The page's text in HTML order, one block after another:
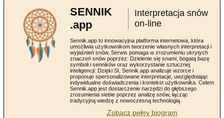
SENNIK
.app
Interpretacja snów
on-line
Sennik.app to innowacyjna platforma internetowa, która
umożliwia użytkownikom tworzenie własnych interpretacji i
wyjaśnień snów. Serwis pomaga w zrozumieniu ukrytych
znaczeń snów poprzez: Dzielenie się snami, bogatą bazę
symboli i senników oraz wykorzystanie sztucznej
inteligencji: Dzięki SI, Sennik.app analizuje wzorce i
proponuje spersonalizowane interpretacje, uwzględniając
indywidualne doświadczenia i kontekst użytkownika. Celem
Sennik.app jest dostarczenie narzędzi do głębszego
zrozumienia siebie poprzez analizę snów, łącząc
tradycyjną wiedzę z nowoczesną technologią.
Zobacz pełny biogram